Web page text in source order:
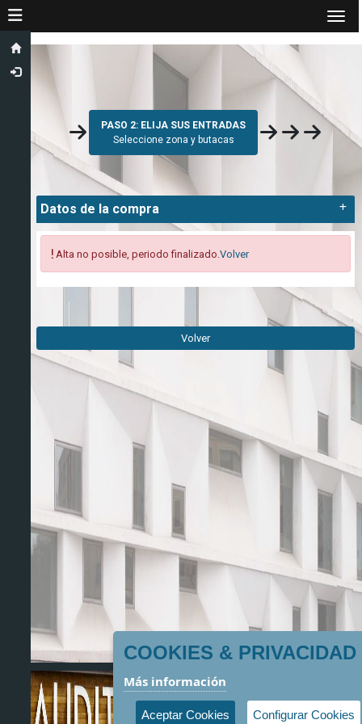
Toggle navigation
PASO 2: ELIJA SUS ENTRADAS
Seleccione zona y butacas
Datos de la compra
Alta no posible, periodo finalizado. Volver
Volver
COOKIES & PRIVACIDAD
Más información
Aceptar Cookies Configurar Cookies